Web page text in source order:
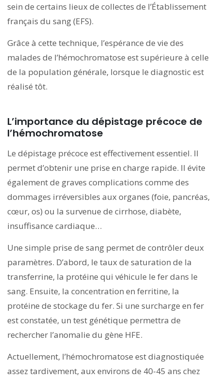
sein de certains lieux de collectes de l’Établissement
français du sang (EFS).
Grâce à cette technique, l’espérance de vie des
malades de l’hémochromatose est supérieure à celle
de la population générale, lorsque le diagnostic est
réalisé tôt.
L’importance du dépistage précoce de
l’hémochromatose
Le dépistage précoce est effectivement essentiel. Il
permet d’obtenir une prise en charge rapide. Il évite
également de graves complications comme des
dommages irréversibles aux organes (foie, pancréas,
cœur, os) ou la survenue de cirrhose, diabète,
insuffisance cardiaque…
Une simple prise de sang permet de contrôler deux
paramètres. D’abord, le taux de saturation de la
transferrine, la protéine qui véhicule le fer dans le
sang. Ensuite, la concentration en ferritine, la
protéine de stockage du fer. Si une surcharge en fer
est constatée, un test génétique permettra de
rechercher l’anomalie du gène HFE.
Actuellement, l’hémochromatose est diagnostiquée
assez tardivement, aux environs de 40-45 ans chez